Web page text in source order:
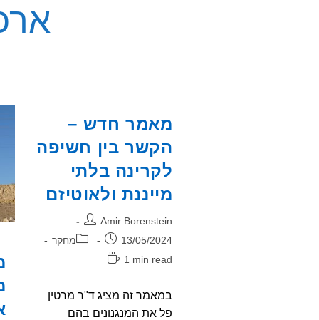
מאמר חדש –
הקשר בין חשיפה
לקרינה בלתי
מייננת ולאוטיזם
מחבר:
Amir Borenstein
פורסם:
13/05/2024 קטגוריה:
מחקר
זמן
1 min read
במאמר זה מציג ד"ר מרטין
פל את המנגנונים בהם